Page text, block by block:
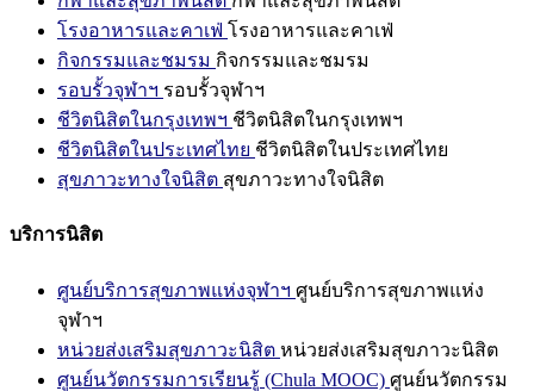
โรงอาหารและคาเฟ่ โรงอาหารและคาเฟ่
กิจกรรมและชมรม กิจกรรมและชมรม
รอบรั้วจุฬาฯ รอบรั้วจุฬาฯ
ชีวิตนิสิตในกรุงเทพฯ ชีวิตนิสิตในกรุงเทพฯ
ชีวิตนิสิตในประเทศไทย ชีวิตนิสิตในประเทศไทย
สุขภาวะทางใจนิสิต สุขภาวะทางใจนิสิต
บริการนิสิต
ศูนย์บริการสุขภาพแห่งจุฬาฯ ศูนย์บริการสุขภาพแห่ง
จุฬาฯ
หน่วยส่งเสริมสุขภาวะนิสิต หน่วยส่งเสริมสุขภาวะนิสิต
ศูนย์นวัตกรรมการเรียนรู้ (Chula MOOC) ศูนย์นวัตกรรม